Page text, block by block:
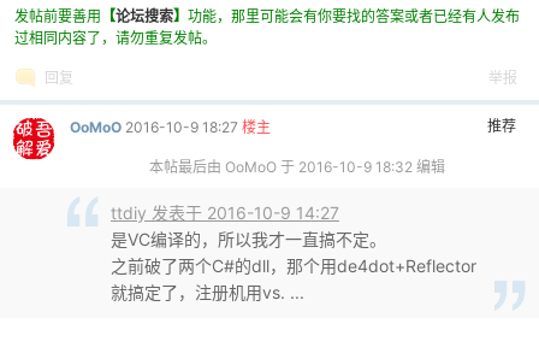
发帖前要善用 【论坛搜索】 功能，那里可能会有你要找的答案或者已经有人发布
过相同内容了，请勿重复发帖。
回复 举报
推荐
OoMoO 2016-10-9 18:27 楼主
本帖最后由 OoMoO 于 2016-10-9 18:32 编辑
ttdiy 发表于 2016-10-9 14:27
是VC编译的，所以我才一直搞不定。
之前破了两个C#的dll，那个用de4dot+Reflector
就搞定了，注册机用vs. ...